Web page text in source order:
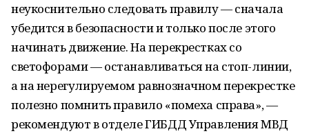
неукоснительно следовать правилу — сначала
убедится в безопасности и только после этого
начинать движение. На перекрестках со
светофорами — останавливаться на стоп-линии,
а на нерегулируемом равнозначном перекрестке
полезно помнить правило «помеха справа», —
рекомендуют в отделе ГИБДД Управления МВД